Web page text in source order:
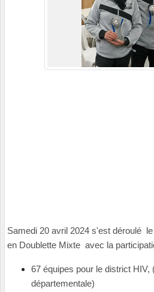
Samedi 20 avril 2024 s'est déroulé
en Doublette Mixte avec la
67 équipes pour le district HIV,
départementale)